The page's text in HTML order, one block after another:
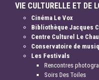
VIE CULTURELLE ET DE
Cinéma Le Vox
Bibliothèque Jacques
Centre Culturel Le
Conservatoire de
Les Festivals
Rencontres
Soirs Des Toiles